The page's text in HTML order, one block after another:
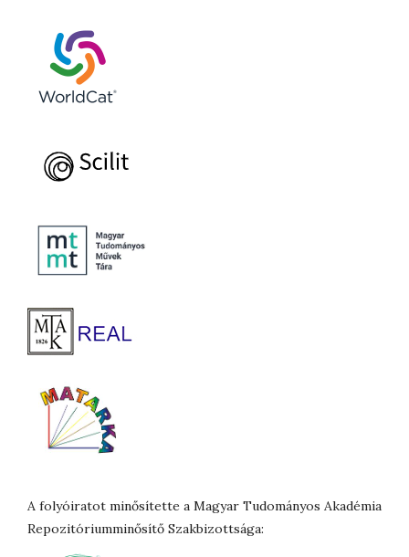
A folyóiratot minősítette a Magyar Tudományos Akadémia
Repozitóriumminősítő Szakbizottsága: